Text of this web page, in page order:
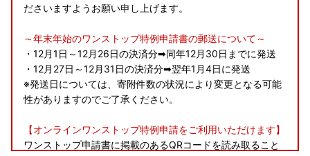
ださいますようお願い申し上げます。
～年末年始のワンストップ特例申請書の郵送について～
・12月1日～12月26日の決済分➡同年12月30日までに発送
・12月27日～12月31日の決済分➡翌年1月4日に発送
※発送日については、寄附件数の状況により変更となる可能
性がありますのでご了承ください。
【オンラインワンストップ特例申請をご利用いただけます】
ワンストップ申請書に掲載のあるQRコードを読み取ること